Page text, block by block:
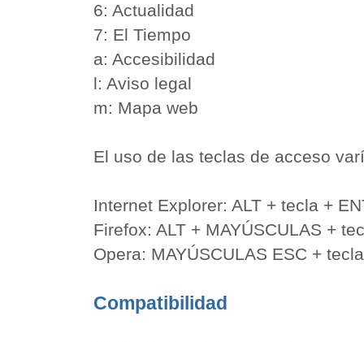
6: Actualidad
7: El Tiempo
a: Accesibilidad
l: Aviso legal
m: Mapa web
El uso de las teclas de acceso
Internet Explorer: ALT + tecla +
Firefox: ALT + MAYÚSCULAS +
Opera: MAYÚSCULAS ESC + tecla
Compatibilidad